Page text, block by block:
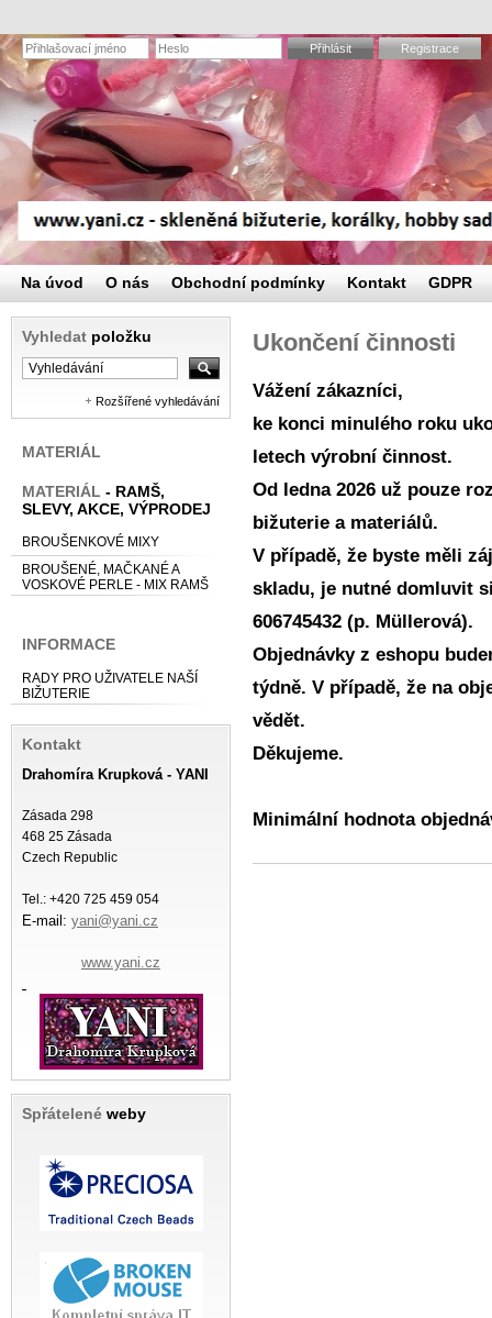
Přihlásit Registrace
Vyhledat položku
Rozšířené vyhledávání
MATERIÁL
MATERIÁL - RAMŠ,
SLEVY, AKCE, VÝPRODEJ
BROUŠENKOVÉ MIXY
BROUŠENÉ, MAČKANÉ A
VOSKOVÉ PERLE - MIX RAMŠ
INFORMACE
RADY PRO UŽIVATELE NAŠÍ
BIŽUTERIE
Kontakt
Drahomíra Krupková - YANI
Zásada 298
468 25 Zásada
Czech Republic
Tel.: +420 725 459 054
E-mail: yani@yani.cz
www.yani.cz
Spřátelené weby
Ukončení činnosti
Vážení zákazníci,
ke konci minulého roku
letech výrobní činnost.
Od ledna 2026 už pouze
bižuterie a materiálů.
V případě, že byste měli
skladu, je nutné domluvit
606745432 (p. Müllerová).
Objednávky z eshopu
týdně. V případě, že na
vědět.
Děkujeme.
Minimální hodnota
Na úvod O nás Obchodní podmínky Kontakt GDPR